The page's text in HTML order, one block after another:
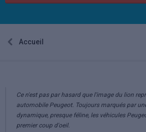
Accueil
Ce n'est pas par hasard que l'image du lion
automobile Peugeot. Toujours marqués par
dynamique, presque féline, les véhicules
premier coup d'oeil.